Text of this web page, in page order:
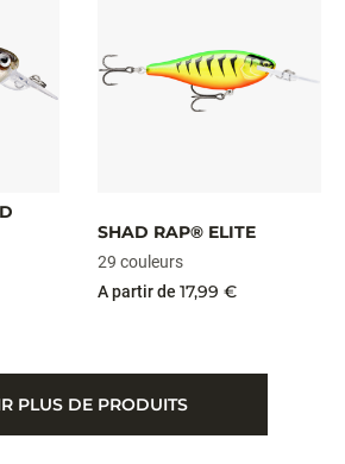
SHAD RAP® ELITE
29 couleurs
A partir de 17,99 €
PLUS DE PRODUITS